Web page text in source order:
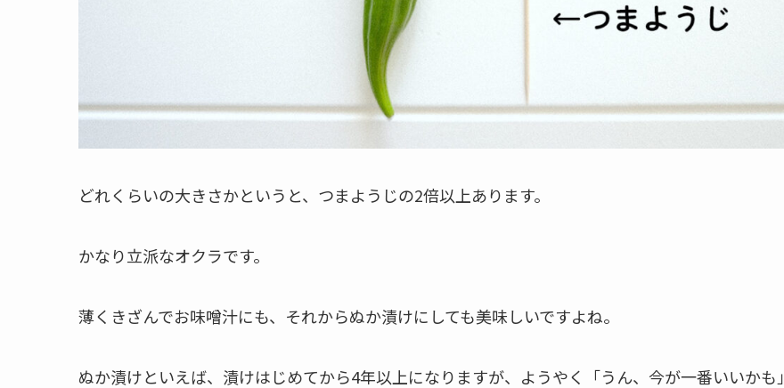
どれくらいの大きさかというと、つまようじの2倍以上あります。
かなり立派なオクラです。
薄くきざんでお味噌汁にも、それからぬか漬けにしても美味しいですよね。
ぬか漬けといえば、漬けはじめてから4年以上になりますが、ようやく「うん、今が一番いいかも」